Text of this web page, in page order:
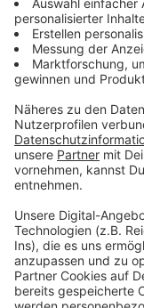
Weitere
Anzeige
WLAN für
Unfall in
Strom in
Anzeige